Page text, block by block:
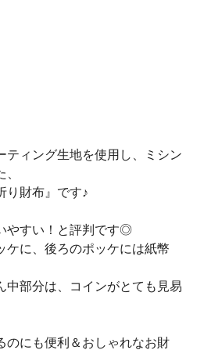
ティング生地を使用し、ミシン
り財布』です♪
やすい！と評判です◎
ケに、後ろのポッケには紙幣
中部分は、コインがとても見易
のにも便利＆おしゃれなお財